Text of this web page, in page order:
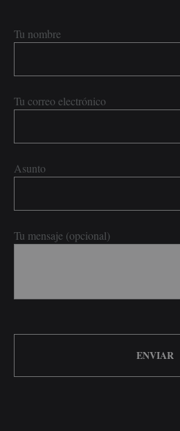
Tu nombre
Tu correo electrónico
Asunto
Tu mensaje (opcional)